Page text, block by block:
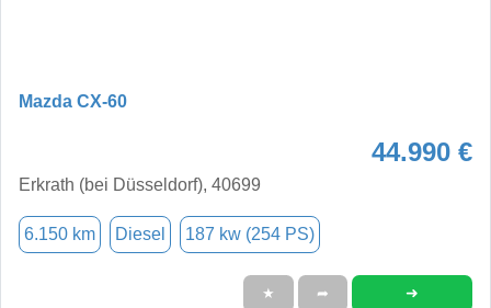
Mazda CX-60
44.990 €
Erkrath (bei Düsseldorf), 40699
6.150 km Diesel 187 kw (254 PS)
★ ➦ ➜